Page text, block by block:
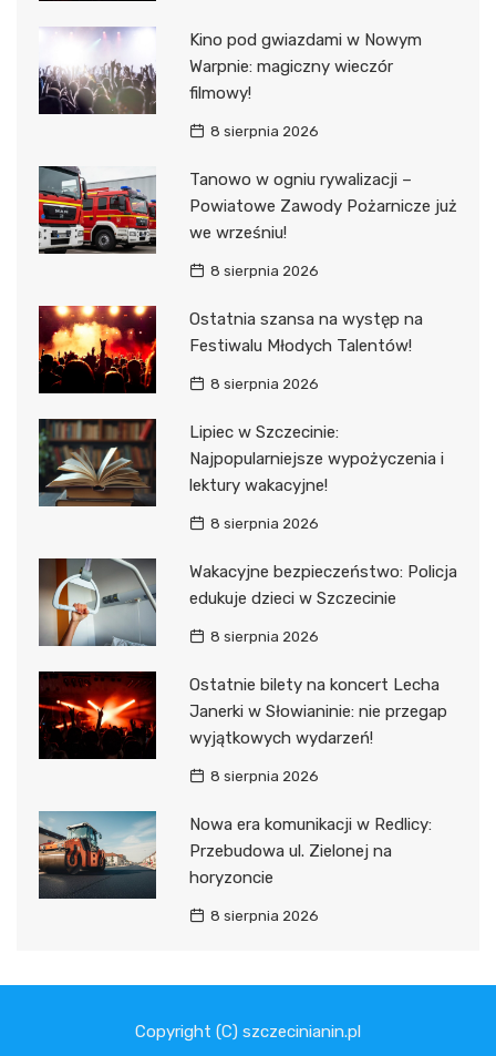
Kino pod gwiazdami w Nowym
Warpnie: magiczny wieczór
filmowy!
8 sierpnia 2026
Tanowo w ogniu rywalizacji –
Powiatowe Zawody Pożarnicze już
we wrześniu!
8 sierpnia 2026
Ostatnia szansa na występ na
Festiwalu Młodych Talentów!
8 sierpnia 2026
Lipiec w Szczecinie:
Najpopularniejsze wypożyczenia i
lektury wakacyjne!
8 sierpnia 2026
Wakacyjne bezpieczeństwo: Policja
edukuje dzieci w Szczecinie
8 sierpnia 2026
Ostatnie bilety na koncert Lecha
Janerki w Słowianinie: nie przegap
wyjątkowych wydarzeń!
8 sierpnia 2026
Nowa era komunikacji w Redlicy:
Przebudowa ul. Zielonej na
horyzoncie
8 sierpnia 2026
Copyright (C) szczecinianin.pl